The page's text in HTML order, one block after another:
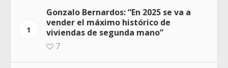
1
Gonzalo Bernardos: “En 2025 se va a
vender el máximo histórico de
viviendas de segunda mano”
7